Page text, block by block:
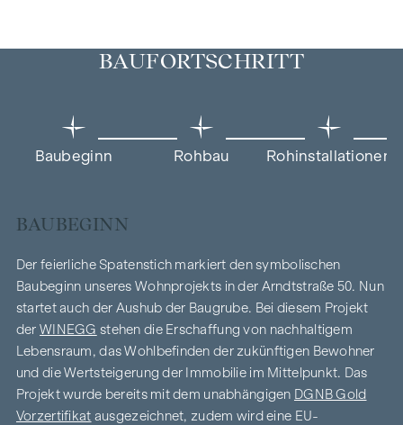
BAUFORTSCHRITT
Baubeginn Rohbau Rohinstallationen
BAUBEGINN
Der feierliche Spatenstich markiert den symbolischen
Baubeginn unseres Wohnprojekts in der Arndtstraße 50. Nun
startet auch der Aushub der Baugrube. Bei diesem Projekt
derWINEGG stehen die Erschaffung von nachhaltigem
Lebensraum, das Wohlbefinden der zukünftigen Bewohner
und die Wertsteigerung der Immobilie im Mittelpunkt. Das
Projekt wurde bereits mit dem unabhängigen DGNB Gold
Vorzertifikat ausgezeichnet, zudem wird eine EU-